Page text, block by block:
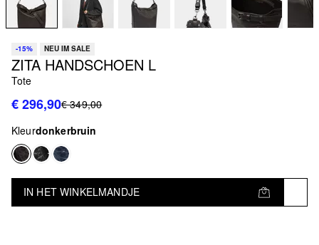
-15% NEU IM SALE
ZITA HANDSCHOEN L
Tote
€ 296,90€ 349,00
Kleurdonkerbruin
IN HET WINKELMANDJE